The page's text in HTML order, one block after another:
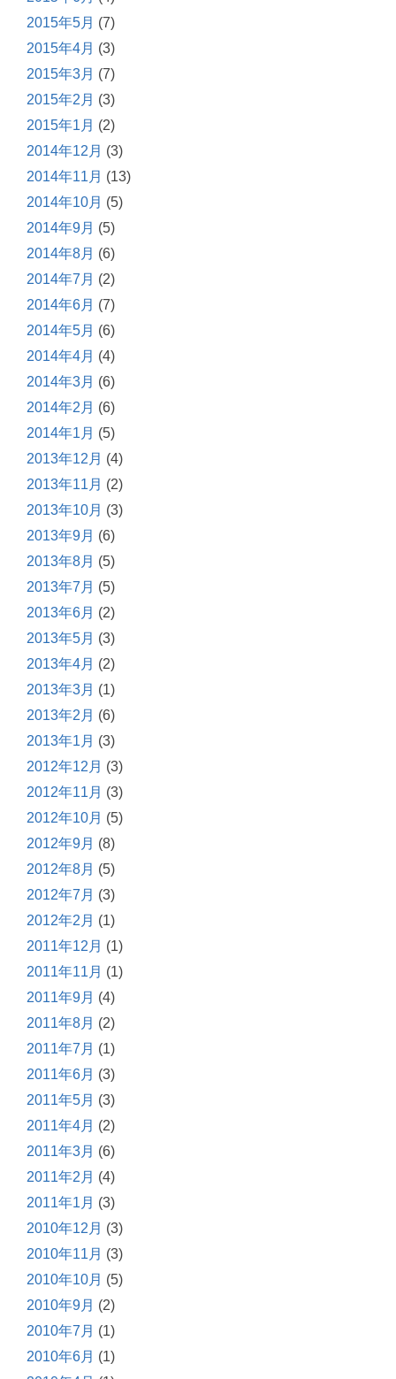
2015年5月 (7)
2015年4月 (3)
2015年3月 (7)
2015年2月 (3)
2015年1月 (2)
2014年12月 (3)
2014年11月 (13)
2014年10月 (5)
2014年9月 (5)
2014年8月 (6)
2014年7月 (2)
2014年6月 (7)
2014年5月 (6)
2014年4月 (4)
2014年3月 (6)
2014年2月 (6)
2014年1月 (5)
2013年12月 (4)
2013年11月 (2)
2013年10月 (3)
2013年9月 (6)
2013年8月 (5)
2013年7月 (5)
2013年6月 (2)
2013年5月 (3)
2013年4月 (2)
2013年3月 (1)
2013年2月 (6)
2013年1月 (3)
2012年12月 (3)
2012年11月 (3)
2012年10月 (5)
2012年9月 (8)
2012年8月 (5)
2012年7月 (3)
2012年2月 (1)
2011年12月 (1)
2011年11月 (1)
2011年9月 (4)
2011年8月 (2)
2011年7月 (1)
2011年6月 (3)
2011年5月 (3)
2011年4月 (2)
2011年3月 (6)
2011年2月 (4)
2011年1月 (3)
2010年12月 (3)
2010年11月 (3)
2010年10月 (5)
2010年9月 (2)
2010年7月 (1)
2010年6月 (1)